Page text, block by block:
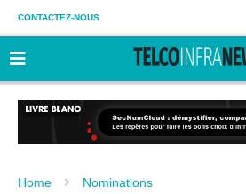
CONTACTEZ-NOUS
Home Nominations